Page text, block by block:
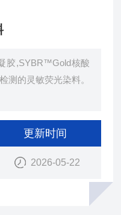
胶,SYBR™Gold核酸
测的灵敏荧光染料。
更新时间
2026-05-22